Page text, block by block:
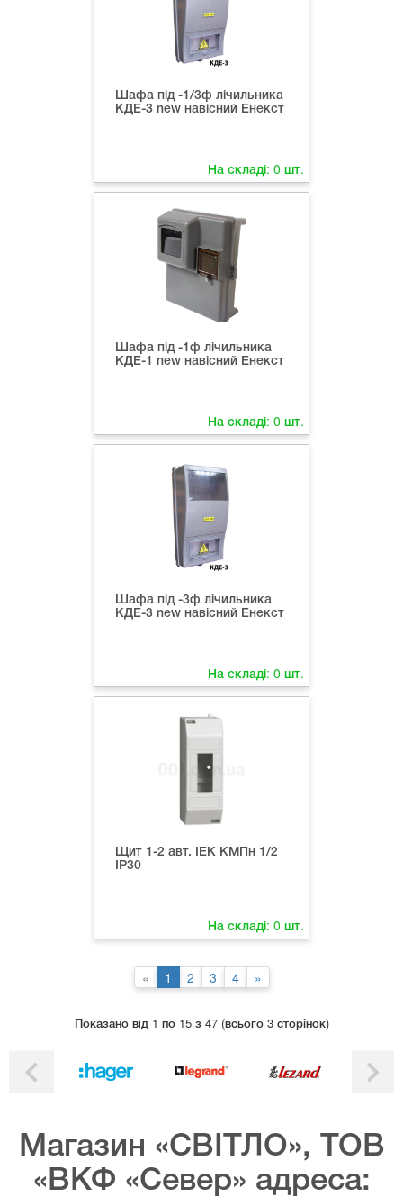
Шафа під -1/3ф лічильника
КДЕ-3 new навісний Енекст
На складі: 0 шт.
Шафа під -1ф лічильника
КДЕ-1 new навісний Енекст
На складі: 0 шт.
Шафа під -3ф лічильника
КДЕ-3 new навісний Енекст
На складі: 0 шт.
Щит 1-2 авт. ІЕК КМПн 1/2
ІР30
На складі: 0 шт.
« 1 2 3 4 »
Показано вiд 1 по 15 з 47 (всього 3 сторінок)
Магазин «СВІТЛО», ТОВ
«ВКФ «Север» адреса: